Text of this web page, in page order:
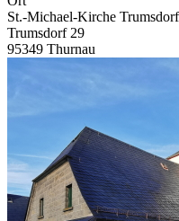
St.-Michael-Kirche Trumsdorf
Trumsdorf 29
95349 Thurnau